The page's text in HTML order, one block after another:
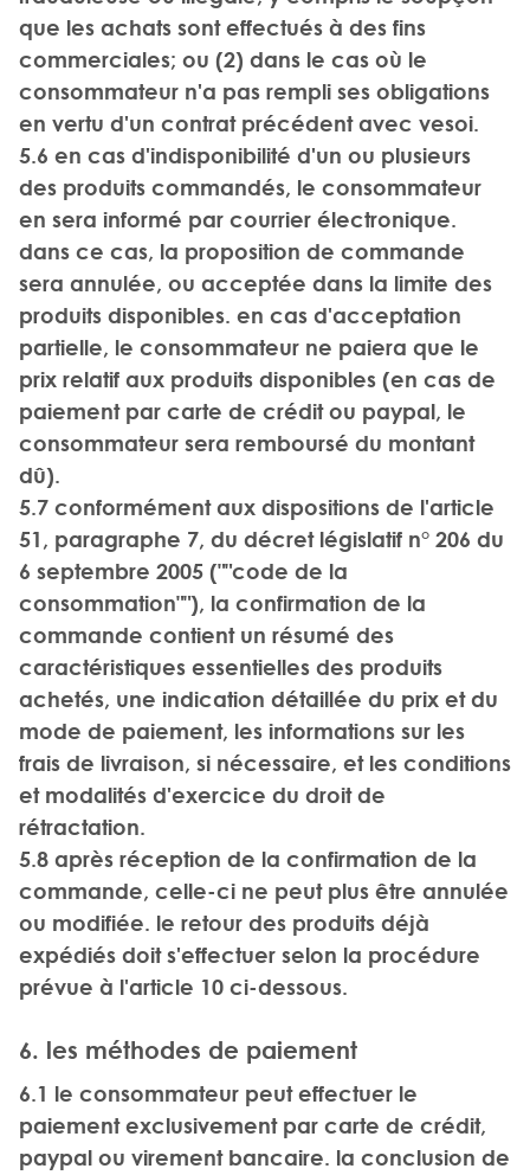
que les achats sont effectués à des fins
commerciales; ou (2) dans le cas où le
consommateur n'a pas rempli ses obligations
en vertu d'un contrat précédent avec vesoi.
5.6 en cas d'indisponibilité d'un ou plusieurs
des produits commandés, le consommateur
en sera informé par courrier électronique.
dans ce cas, la proposition de commande
sera annulée, ou acceptée dans la limite des
produits disponibles. en cas d'acceptation
partielle, le consommateur ne paiera que le
prix relatif aux produits disponibles (en cas de
paiement par carte de crédit ou paypal, le
consommateur sera remboursé du montant
dû).
5.7 conformément aux dispositions de l'article
51, paragraphe 7, du décret législatif n° 206 du
6 septembre 2005 (""code de la
consommation""), la confirmation de la
commande contient un résumé des
caractéristiques essentielles des produits
achetés, une indication détaillée du prix et du
mode de paiement, les informations sur les
frais de livraison, si nécessaire, et les conditions
et modalités d'exercice du droit de
rétractation.
5.8 après réception de la confirmation de la
commande, celle-ci ne peut plus être annulée
ou modifiée. le retour des produits déjà
expédiés doit s'effectuer selon la procédure
prévue à l'article 10 ci-dessous.
6. les méthodes de paiement
6.1 le consommateur peut effectuer le
paiement exclusivement par carte de crédit,
paypal ou virement bancaire. la conclusion de